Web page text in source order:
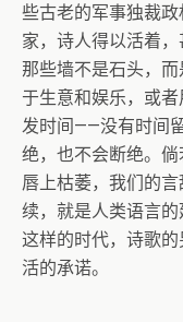
些古老的军事独裁
家，诗人得以活着
那些墙不是石头，
于生意和娱乐，或
发时间——没有时间
绝，也不会断绝。
唇上枯萎，我们的
续，就是人类语言
这样的时代，诗歌
活的承诺。